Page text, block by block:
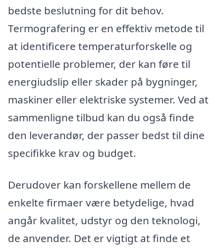
bedste beslutning for dit behov.
Termografering er en effektiv metode til
at identificere temperaturforskelle og
potentielle problemer, der kan føre til
energiudslip eller skader på bygninger,
maskiner eller elektriske systemer. Ved at
sammenligne tilbud kan du også finde
den leverandør, der passer bedst til dine
specifikke krav og budget.
Derudover kan forskellene mellem de
enkelte firmaer være betydelige, hvad
angår kvalitet, udstyr og den teknologi,
de anvender. Det er vigtigt at finde et